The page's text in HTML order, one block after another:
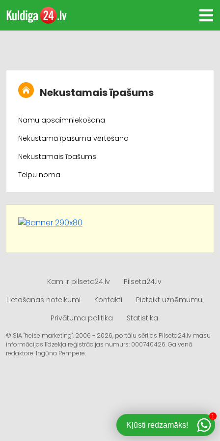
Nekustamais īpašums
Namu apsaimniekošana
Nekustamā īpašuma vērtēšana
Nekustamais īpašums
Telpu noma
Kam ir pilseta24.lv
Pilseta24.lv
Lietošanas noteikumi
Kontakti
Pieteikt uzņēmumu
Privātuma politika
Statistika
© SIA "heise marketing", 2006 - 2026, portālu sērijas Pilseta24.lv masu
informācijas līdzekļa reģistrācijas numurs: 000740426. Galvenā
redaktore: Ingūna Pempere.
Kļūsti redzamāks!
1